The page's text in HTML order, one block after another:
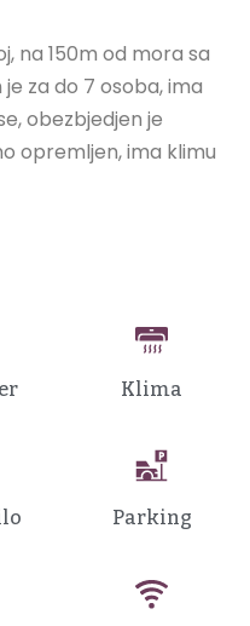
na 150m od mora sa
za do 7 osoba, ima
obezbjedjen je
opremljen, ima klimu
Klima
Parking